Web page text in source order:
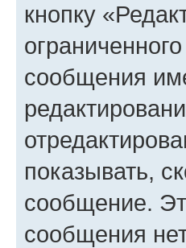
кнопку
сообщения
показывать,
сообщение.
сообщения